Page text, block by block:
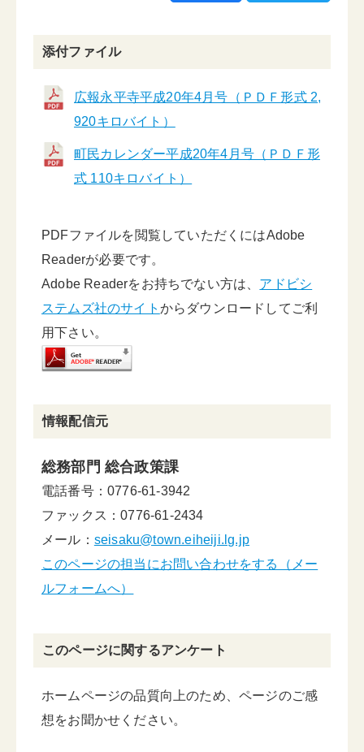
添付ファイル
広報永平寺平成20年4月号（ＰＤＦ形式 2,
920キロバイト）
町民カレンダー平成20年4月号（ＰＤＦ形
式 110キロバイト）
PDFファイルを閲覧していただくにはAdobe
Readerが必要です。
Adobe Readerをお持ちでない方は、 アドビシ
ステムズ社のサイト からダウンロードしてご利
用下さい。
情報配信元
総務部門 総合政策課
電話番号：0776-61-3942
ファックス：0776-61-2434
メール： seisaku@town.eiheiji.lg.jp
このページの担当にお問い合わせをする（メー
ルフォームへ）
このページに関するアンケート
ホームページの品質向上のため、ページのご感
想をお聞かせください。